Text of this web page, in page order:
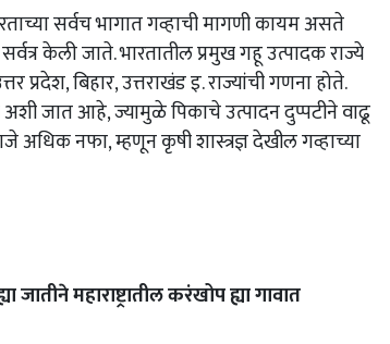
सर्वच भागात गव्हाची मागणी कायम असते
केली जाते. भारतातील प्रमुख गहू उत्पादक राज्ये
प्रदेश, बिहार, उत्तराखंड इ. राज्यांची गणना होते.
अशी जात आहे, ज्यामुळे पिकाचे उत्पादन दुप्पटीने वाढू
नफा, म्हणून कृषी शास्त्रज्ञ देखील गव्हाच्या
जातीनेमहाराष्ट्रातीलकरंखोपह्यागावात